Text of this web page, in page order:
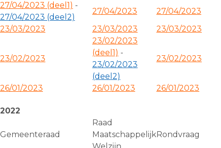
27/04/2023 (deel1) -
27/04/2023 (deel2)
27/04/2023
27/04/2023
23/03/2023
23/03/2023 23/03/2023
23/02/2023
23/02/2023
(deel1) -
23/02/2023
(deel2)
23/02/2023
26/01/2023 26/01/2023 26/01/2023
2022
Gemeenteraad
Raad
MaatschappelijkRondvraag